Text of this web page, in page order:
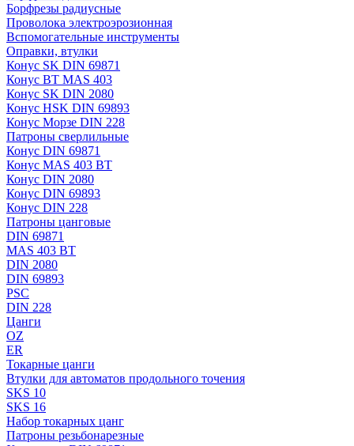
Борфрезы радиусные
Проволока электроэрозионная
Вспомогательные инструменты
Оправки, втулки
Конус SK DIN 69871
Конус BT MAS 403
Конус SK DIN 2080
Конус HSK DIN 69893
Конус Морзе DIN 228
Патроны сверлильные
Конус DIN 69871
Конус MAS 403 BT
Конус DIN 2080
Конус DIN 69893
Конус DIN 228
Патроны цанговые
DIN 69871
MAS 403 BT
DIN 2080
DIN 69893
PSC
DIN 228
Цанги
OZ
ER
Токарные цанги
Втулки для автоматов продольного точения
SKS 10
SKS 16
Набор токарных цанг
Патроны резьбонарезные